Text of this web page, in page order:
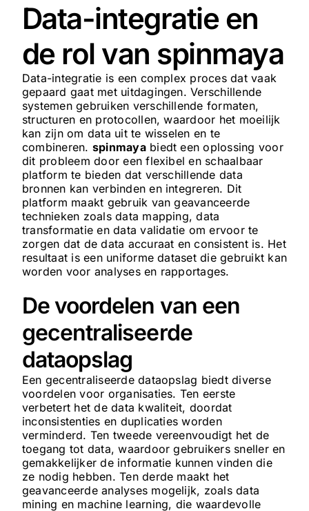
Data-integratie en
de rol van spinmaya
Data-integratie is een complex proces dat vaak
gepaard gaat met uitdagingen. Verschillende
systemen gebruiken verschillende formaten,
structuren en protocollen, waardoor het moeilijk
kan zijn om data uit te wisselen en te
combineren. spinmayabiedt een oplossing voor
dit probleem door een flexibel en schaalbaar
platform te bieden dat verschillende data
bronnen kan verbinden en integreren. Dit
platform maakt gebruik van geavanceerde
technieken zoals data mapping, data
transformatie en data validatie om ervoor te
zorgen dat de data accuraat en consistent is. Het
resultaat is een uniforme dataset die gebruikt kan
worden voor analyses en rapportages.
De voordelen van een
gecentraliseerde
dataopslag
Een gecentraliseerde dataopslag biedt diverse
voordelen voor organisaties. Ten eerste
verbetert het de data kwaliteit, doordat
inconsistenties en duplicaties worden
verminderd. Ten tweede vereenvoudigt het de
toegang tot data, waardoor gebruikers sneller en
gemakkelijker de informatie kunnen vinden die
ze nodig hebben. Ten derde maakt het
geavanceerde analyses mogelijk, zoals data
mining en machine learning, die waardevolle